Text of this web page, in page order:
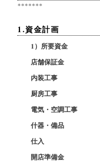
*******
1.資金計画
1）所要資金
店舗保証金
内装工事
厨房工事
電気・空調工事
什器・備品
仕入
開店準備金